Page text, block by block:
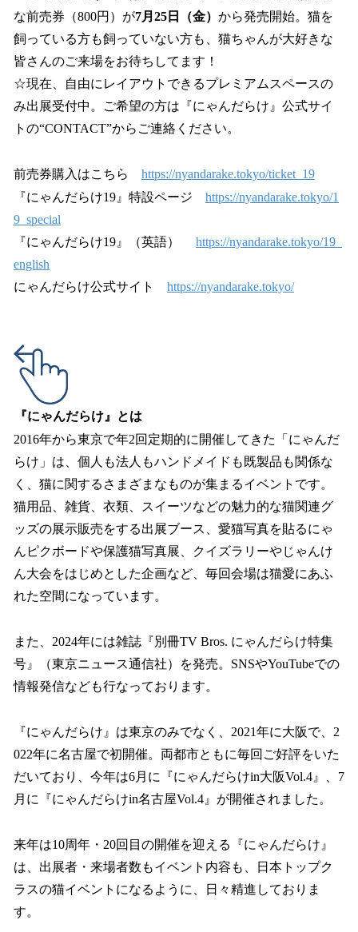
な前売券（800円）が7月25日（金） から発売開始。猫を
飼っている方も飼っていない方も、猫ちゃんが大好きな
皆さんのご来場をお待ちしてます！
☆現在、自由にレイアウトできるプレミアムスペースの
み出展受付中。ご希望の方は『にゃんだらけ』公式サイ
トの“CONTACT”からご連絡ください。
前売券購入はこちら https://nyandarake.tokyo/ticket_19
『にゃんだらけ19』特設ページ https://nyandarake.tokyo/1
9_special
『にゃんだらけ19』（英語） https://nyandarake.tokyo/19_
english
にゃんだらけ公式サイト https://nyandarake.tokyo/
『にゃんだらけ』とは
2016年から東京で年2回定期的に開催してきた「にゃんだ
らけ」は、個人も法人もハンドメイドも既製品も関係な
く、猫に関するさまざまなものが集まるイベントです。
猫用品、雑貨、衣類、スイーツなどの魅力的な猫関連グ
ッズの展示販売をする出展ブース、愛猫写真を貼るにゃ
んピクボードや保護猫写真展、クイズラリーやじゃんけ
ん大会をはじめとした企画など、毎回会場は猫愛にあふ
れた空間になっています。
また、2024年には雑誌『別冊TV Bros. にゃんだらけ特集
号』（東京ニュース通信社）を発売。SNSやYouTubeでの
情報発信なども行なっております。
『にゃんだらけ』は東京のみでなく、2021年に大阪で、2
022年に名古屋で初開催。両都市ともに毎回ご好評をいた
だいており、今年は6月に『にゃんだらけin大阪Vol.4』、7
月に『にゃんだらけin名古屋Vol.4』が開催されました。
来年は10周年・20回目の開催を迎える『にゃんだらけ』
は、出展者・来場者数もイベント内容も、日本トップク
ラスの猫イベントになるように、日々精進しておりま
す。